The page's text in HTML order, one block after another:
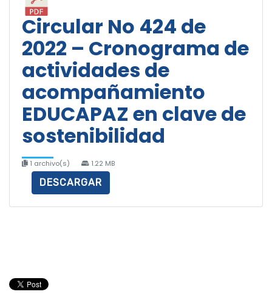
Circular No 424 de
2022 – Cronograma de
actividades de
acompañamiento
EDUCAPAZ en clave de
sostenibilidad
1 archivo(s) 1.22 MB
DESCARGAR